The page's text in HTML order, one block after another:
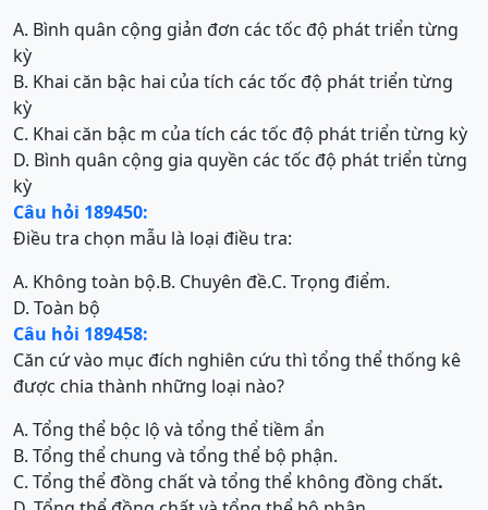
A. Bình quân cộng giản đơn các tốc độ phát triển từng
kỳ
B. Khai căn bậc hai của tích các tốc độ phát triển từng
kỳ
C. Khai căn bậc m của tích các tốc độ phát triển từng kỳ
D. Bình quân cộng gia quyền các tốc độ phát triển từng
kỳ
Câu hỏi 189450:
Điều tra chọn mẫu là loại điều tra:
A. Không toàn bộ.B. Chuyên đề.C. Trọng điểm.
D. Toàn bộ
Câu hỏi 189458:
Căn cứ vào mục đích nghiên cứu thì tổng thể thống kê
được chia thành những loại nào?
A. Tổng thể bộc lộ và tổng thể tiềm ẩn
B. Tổng thể chung và tổng thể bộ phận.
C. Tổng thể đồng chất và tổng thể không đồng chất.